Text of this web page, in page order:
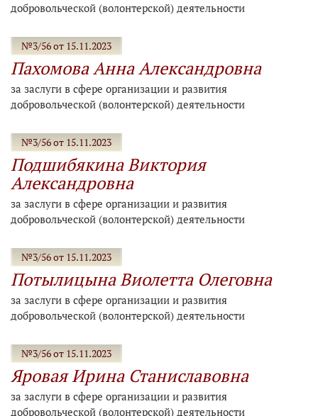
добровольческой (волонтерской) деятельности
№3/56 от 15.11.2023
Пахомова Анна Александровна
за заслуги в сфере организации и развития
добровольческой (волонтерской) деятельности
№3/56 от 15.11.2023
Подшибякина Виктория
Александровна
за заслуги в сфере организации и развития
добровольческой (волонтерской) деятельности
№3/56 от 15.11.2023
Потылицына Виолетта Олеговна
за заслуги в сфере организации и развития
добровольческой (волонтерской) деятельности
№3/56 от 15.11.2023
Яровая Ирина Станиславовна
за заслуги в сфере организации и развития
добровольческой (волонтерской) деятельности